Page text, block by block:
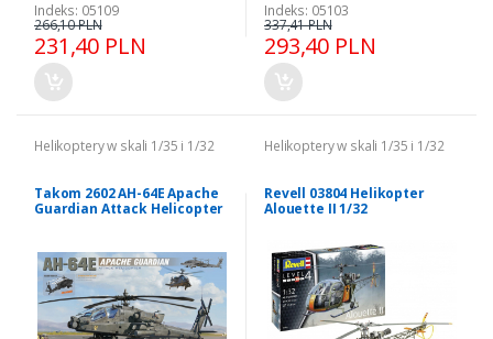
Indeks: 05109
231,40 PLN
266,10 PLN
Indeks: 05103
293,40 PLN
337,41 PLN
Helikoptery w skali 1/35 i 1/32
Takom 2602 AH-64E Apache
Guardian Attack Helicopter
Helikoptery w skali 1/35 i 1/32
Revell 03804 Helikopter
Alouette II 1/32